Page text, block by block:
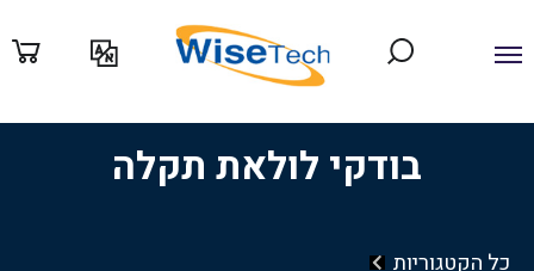
לתוכן
בודקי לולאת תקלה
כל הקטגוריות